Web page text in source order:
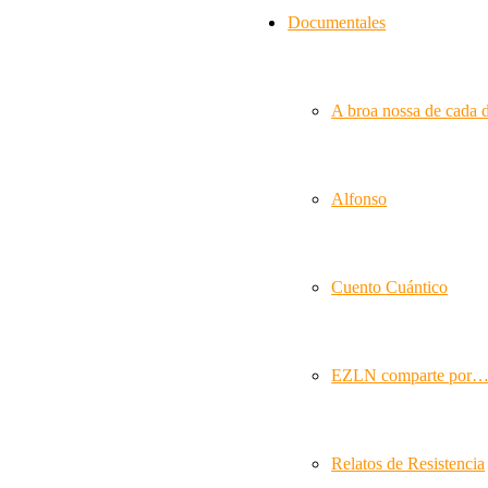
Documentales
A broa nossa de cada
Alfonso
Cuento Cuántico
EZLN comparte por…
Relatos de Resistencia